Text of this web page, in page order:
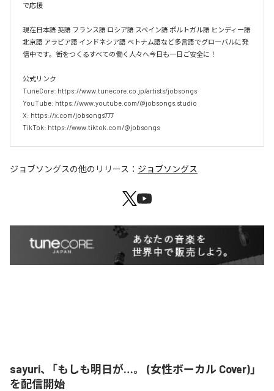
で応援
現在日本語 英語 フランス語 ロシア語 スペイン語 ポルトガル語 ヒンディー語
北京語 アラビア語 インドネシア語 ベトナム語など多言語でグローバルに発
信中です。街をつくるすべての働く人々へ今日も一日ご安全に！
公式リンク
TuneCore: https://www.tunecore.co.jp/artists/jobsongs
YouTube: https://www.youtube.com/@jobsongs.studio
X: https://x.com/jobsongs777
TikTok: https://www.tiktok.com/@jobsongs
ジョブソングスの他のリリース： ジョブソングス
sayuri、「もしも明日が…。 (女性ボーカル Cover)」
を配信開始